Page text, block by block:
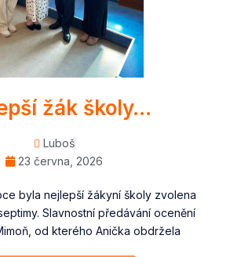
žák školy…
Luboš
23 června, 2026
byla nejlepší žákyní školy zvolena
Slavnostní předávání ocenění
od kterého Anička obdržela